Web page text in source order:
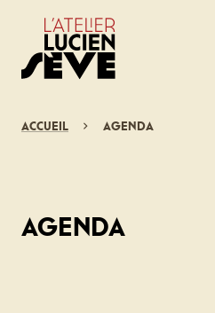
Accueil Agenda
Agenda